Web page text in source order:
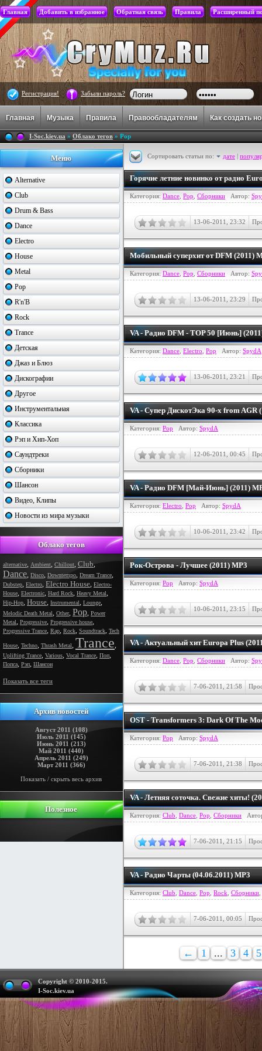
Главная Добавить в избранное Обратная связь Правила Расширенный
Регистрация! Забыли пароль?
Главная Музыка Правила Правообладателям Как создать
I-Soc.kiev.ua » Облако тегов » Pop
Меню
Alternative
Club
Drum & Bass
Dance
Electro
House
Metal
Pop
R'n'B
Rock
Trance
Детская
Джаз и Блюз
Дискографии
Другое
Инструментальная
Классика
Рэп и Хип-Хоп
Саундтреки
Сборники
Шансон
Видео, Клипы
Новости из мира музыки
Облако тегов
alternative, Ambient, Chillout, Club,
Dance, Disco, Downtempo, Dream Trance,
Dubstep, Electro, Electro House, Electro-
House, Electronic, Hard Rock, Heavy Metal,
Hip-Hop, House, Instrumental, Lounge,
Melodic Death Metal, Other, Pop, Power
Metal, Progressive, Progressive house,
Progressive Trance, Rap, Rock, Soundtrack, Tech
House, Techno, Thrash Metal, Trance,
Uplifting Trance, Various, Vocal Trance, Поп,
Попса, Рэп, Шансон
Показать все теги
Архив новостей
Август 2011 (108)
Июль 2011 (145)
Июнь 2011 (213)
Май 2011 (440)
Апрель 2011 (249)
Март 2011 (366)
Показать / скрыть весь архив
Полезное
Сортировать статьи по: дате |
Горячие летние новинко от радио
Категория: Dance Pop Сборники Автор:
13-06-2011, 23:32
Мобильный суперхит от DFM (2011)
Категория: Dance Pop Сборники Автор:
13-06-2011, 23:29
VA - Радио DFM - TOP 50 [Июнь]
Категория: Dance Electro Pop Автор: SpydA
13-06-2011, 23:21
VA - Супер ДискотЭка 90-х from AGR
Категория: Pop Автор: SpydA
12-06-2011, 00:45
VA - Радио DFM [Май-Июнь] (2011)
Категория: Electro Pop Автор: SpydA
10-06-2011, 23:42
Рок-Острова - Лучшее (2011) MP3
Категория: Pop Автор: SpydA
10-06-2011, 23:15
VA - Актуальный хит Europa Plus
Категория: Dance Pop Сборники Автор:
7-06-2011, 21:58
OST - Transformers 3: Dark Of The
Категория: Pop Автор: SpydA
7-06-2011, 21:38
VA - Летняя соточка. Свежие хиты!
Категория: Club Dance Pop Сборники
7-06-2011, 21:15
VA - Радио Чарты (04.06.2011) MP3
Категория: Club Dance Pop Rock Сборники
7-06-2011, 00:05
← 1 ... 3 4 5
Copyright © 2010-2015.
I-Soc.kiev.ua